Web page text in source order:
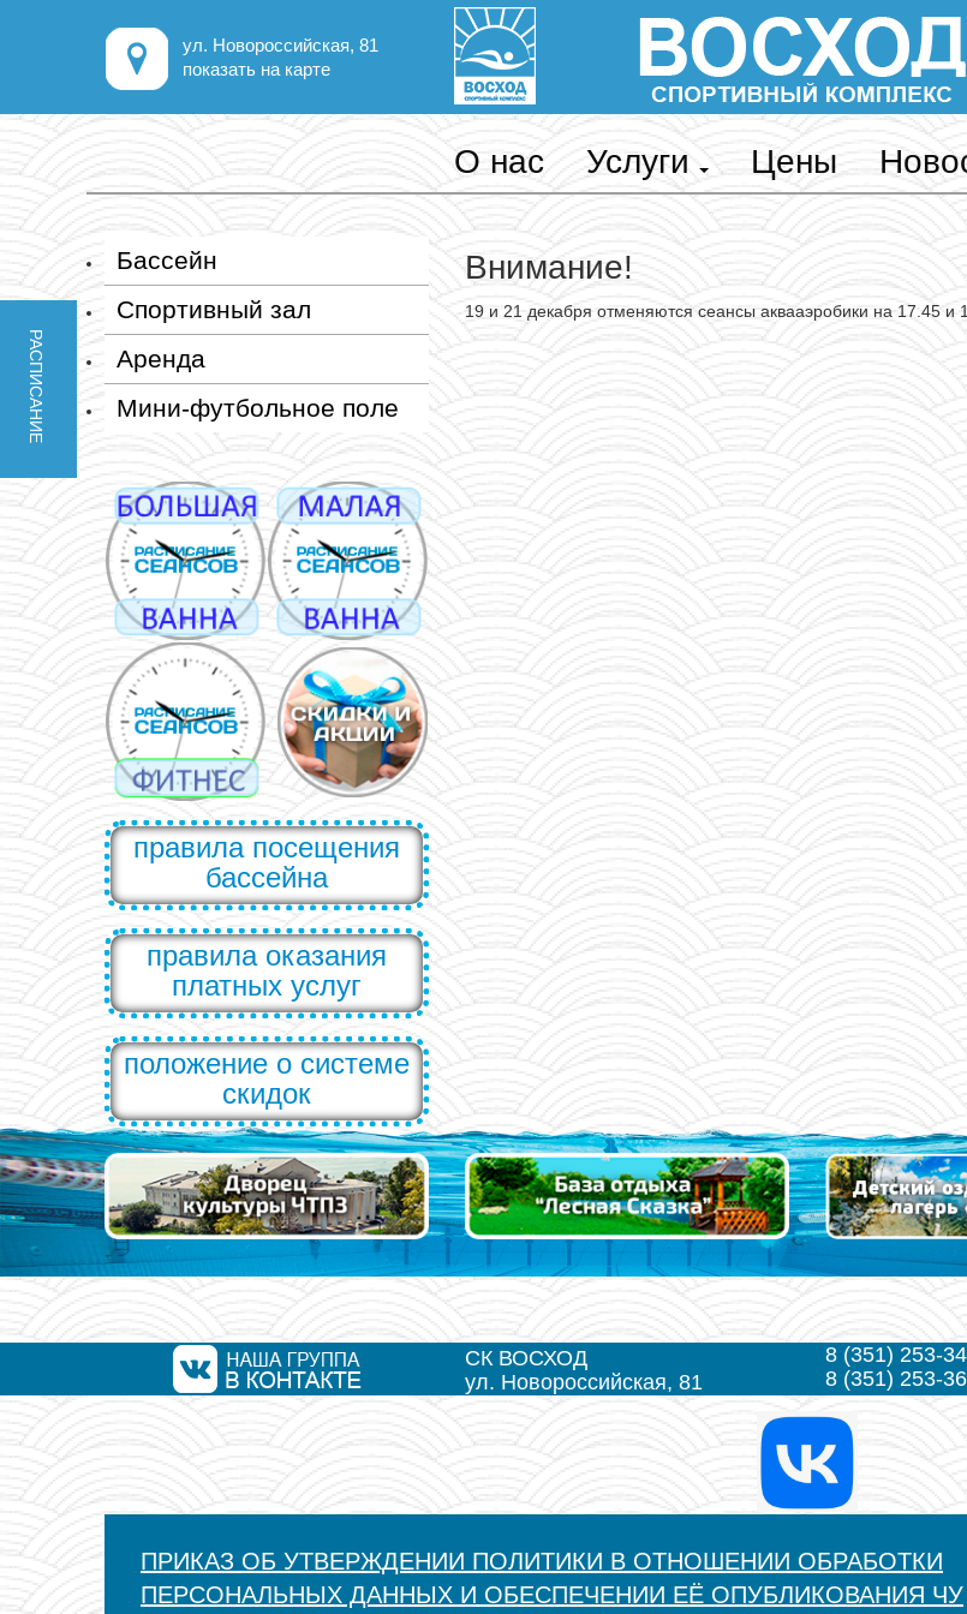
ул. Новороссийская, 81
показать на карте
О нас Услуги Цены
РАСПИСАНИЕ
Бассейн
Спортивный зал
Аренда
Мини-футбольное поле
правила посещения
бассейна
правила оказания
платных услуг
положение о системе
скидок
Внимание!
19 и 21 декабря отменяются сеансы аквааэробики на 17.45 и
СК ВОСХОД
ул. Новороссийская, 81
8 (351) 253-
8 (351) 253-
ПРИКАЗ ОБ УТВЕРЖДЕНИИ ПОЛИТИКИ В ОТНОШЕНИИ ОБРАБОТКИ
ПЕРСОНАЛЬНЫХ ДАННЫХ И ОБЕСПЕЧЕНИИ ЕЁ ОПУБЛИКОВАНИЯ ЧУ